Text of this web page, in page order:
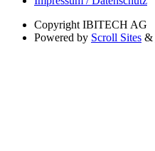
Copyright IBITECH AG
Powered by Scroll Sites &